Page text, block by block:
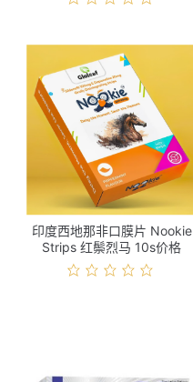
印度西地那非口膜片 Nookie
Strips 红鬃烈马 10s价格